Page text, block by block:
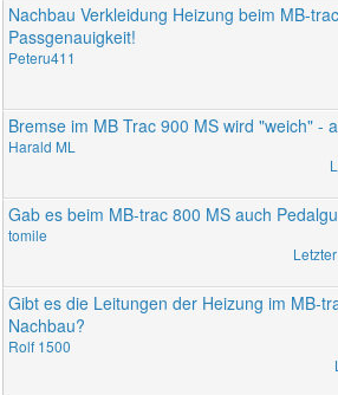
Nachbau Verkleidung Heizung beim MB-
Passgenauigkeit!
Peteru411
Bremse im MB Trac 900 MS wird "weich" -
Harald ML
Gab es beim MB-trac 800 MS auch
tomile
Gibt es die Leitungen der Heizung im MB-
Nachbau?
Rolf 1500